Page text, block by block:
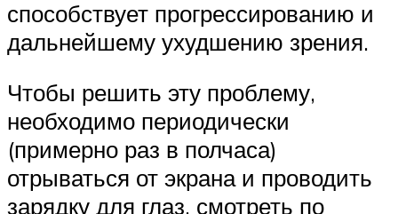
способствует прогрессированию и
дальнейшему ухудшению зрения.
Чтобы решить эту проблему,
необходимо периодически
(примерно раз в полчаса)
отрываться от экрана и проводить
зарядку для глаз, смотреть по